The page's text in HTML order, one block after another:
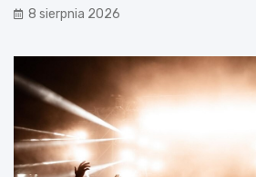
8 sierpnia 2026